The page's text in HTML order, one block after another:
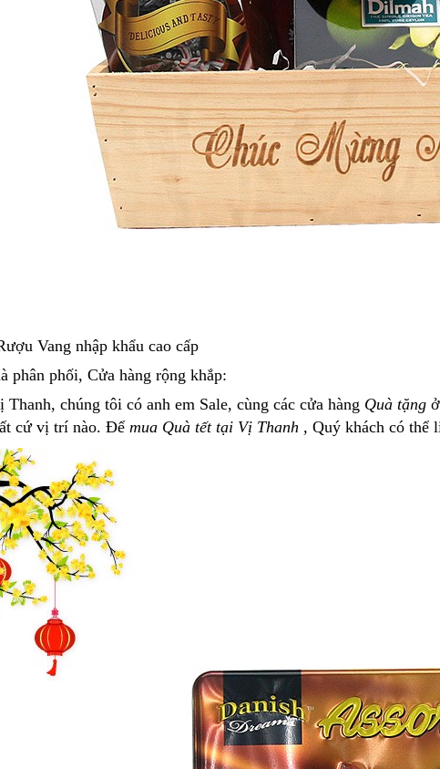
Vang nhập khẩu cao cấp
phân phối, Cửa hàng rộng khắp:
chúng tôi có anh em Sale, cùng các cửa hàng Quà tặngở
cứ vị trí nào. Để mua Quà tết tại Vị Thanh , Quý khách có thể